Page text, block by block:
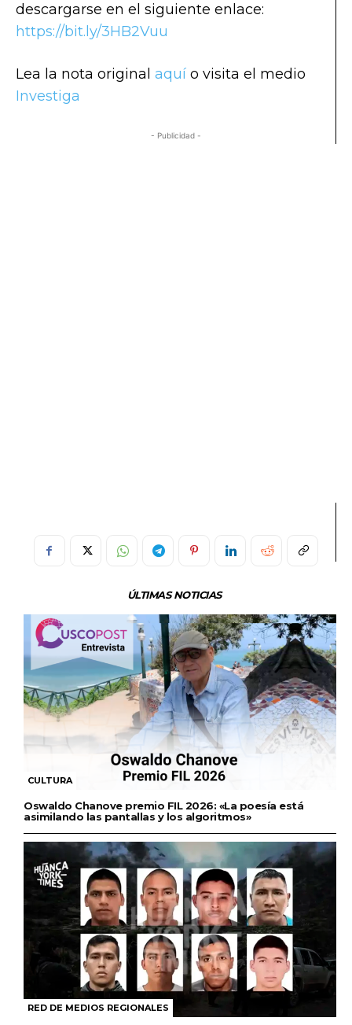
descargarse en el siguiente enlace:
https://bit.ly/3HB2Vuu
Lea la nota original aquí o visita el medio
Investiga
- Publicidad -
ÚLTIMAS NOTICIAS
CULTURA
Oswaldo Chanove premio FIL 2026: «La poesía está
asimilando las pantallas y los algoritmos»
RED DE MEDIOS REGIONALES